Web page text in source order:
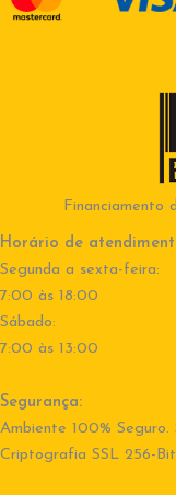
Financiamento
Horário de
Segunda a sexta-feira:
7:00 às 18:00
Sábado:
7:00 às 13:00
Segurança:
Ambiente 100%
Criptografia SSL 256-